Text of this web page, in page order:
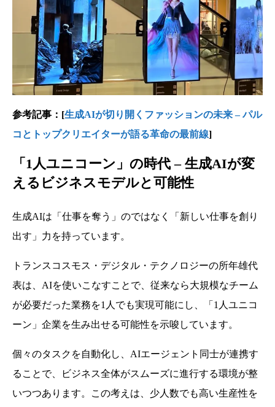
参考記事：[生成AIが切り開くファッションの未来 – パル
コとトップクリエイターが語る革命の最前線]
「1人ユニコーン」の時代 – 生成AIが変
えるビジネスモデルと可能性
生成AIは「仕事を奪う」のではなく「新しい仕事を創り
出す」力を持っています。
トランスコスモス・デジタル・テクノロジーの所年雄代
表は、AIを使いこなすことで、従来なら大規模なチーム
が必要だった業務を1人でも実現可能にし、「1人ユニコ
ーン」企業を生み出せる可能性を示唆しています。
個々のタスクを自動化し、AIエージェント同士が連携す
ることで、ビジネス全体がスムーズに進行する環境が整
いつつあります。この考えは、少人数でも高い生産性を